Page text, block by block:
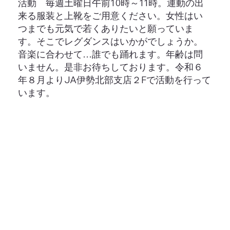
活動 毎週土曜日午前10時～11時。運動の出
来る服装と上靴をご用意ください。女性はい
つまでも元気で若くありたいと願っていま
す。そこでレグダンスはいかがでしょうか。
音楽に合わせて…誰でも踊れます。年齢は問
いません。是非お待ちしております。令和６
年８月よりJA伊勢北部支店２Fで活動を行って
います。 ​